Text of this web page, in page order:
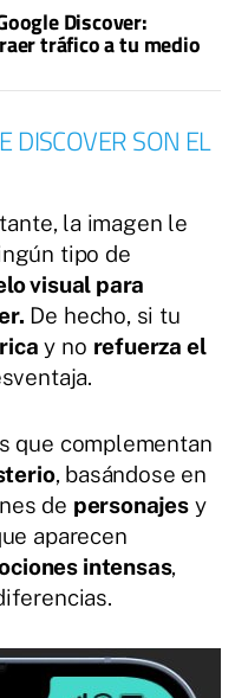
Discover:
tráfico a tu medio
DISCOVER SON EL
la imagen le
tipo de
visual para
De hecho, si tu
y no refuerza el
que complementan
, basándose en
de personajesy
aparecen
intensas,